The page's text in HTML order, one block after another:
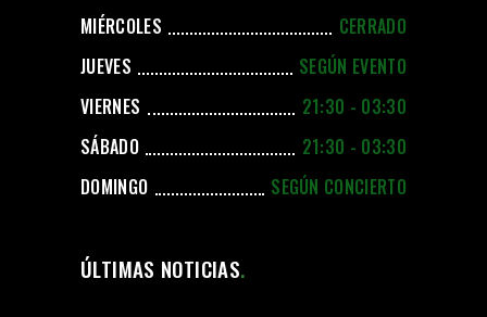
MIÉRCOLES
CERRADO
JUEVES
SEGÚN EVENTO
VIERNES
21:30 - 03:30
SÁBADO
21:30 - 03:30
DOMINGO
SEGÚN CONCIERTO
ÚLTIMAS NOTICIAS